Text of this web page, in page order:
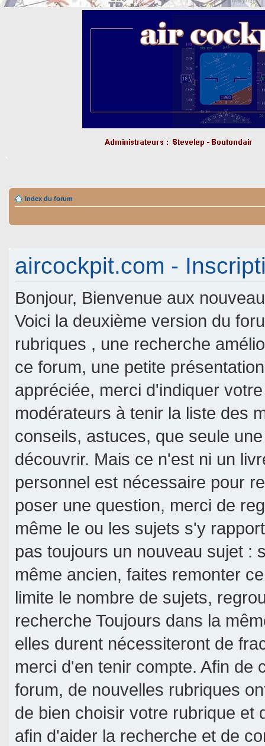
Index du forum
aircockpit.com -
Bonjour, Bienvenue aux
Voici la deuxième version du
rubriques , une recherche
ce forum, une petite
appréciée, merci d'indiquer
modérateurs à tenir la liste des
conseils, astuces, que seule
découvrir. Mais ce n'est ni un
personnel est nécessaire pour
poser une question, merci de
même le ou les sujets s'y
pas toujours un nouveau sujet :
même ancien, faites remonter
limite le nombre de sujets,
recherche Toujours dans la
elles durent nécessiteront de
merci d'en tenir compte. Afin de
forum, de nouvelles rubriques
de bien choisir votre rubrique et
afin d'aider la recherche et de